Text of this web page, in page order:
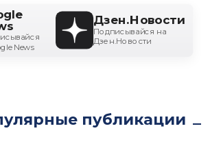
News
Дзен.Новости
Подписывайся на
Дзен.Новости
публикации